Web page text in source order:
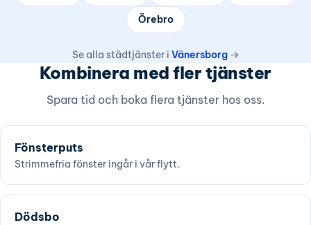
Örebro
Se alla städtjänster i Vänersborg→
Kombinera med fler tjänster
Spara tid och boka flera tjänster hos oss.
Fönsterputs
Strimmefria fönster ingår i vår flytt.
Dödsbo